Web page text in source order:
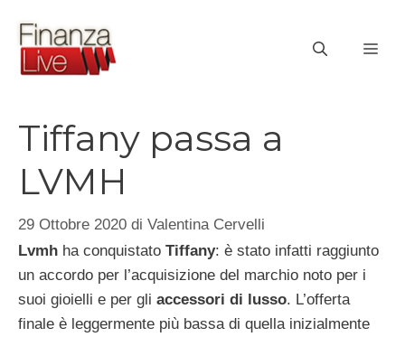
contenuto
Tiffany passa a
LVMH
29 Ottobre 2020 di Valentina Cervelli
Lvmh ha conquistato Tiffany: è stato infatti raggiunto
un accordo per l’acquisizione del marchio noto per i
suoi gioielli e per gli accessori di lusso. L’offerta
finale è leggermente più bassa di quella inizialmente